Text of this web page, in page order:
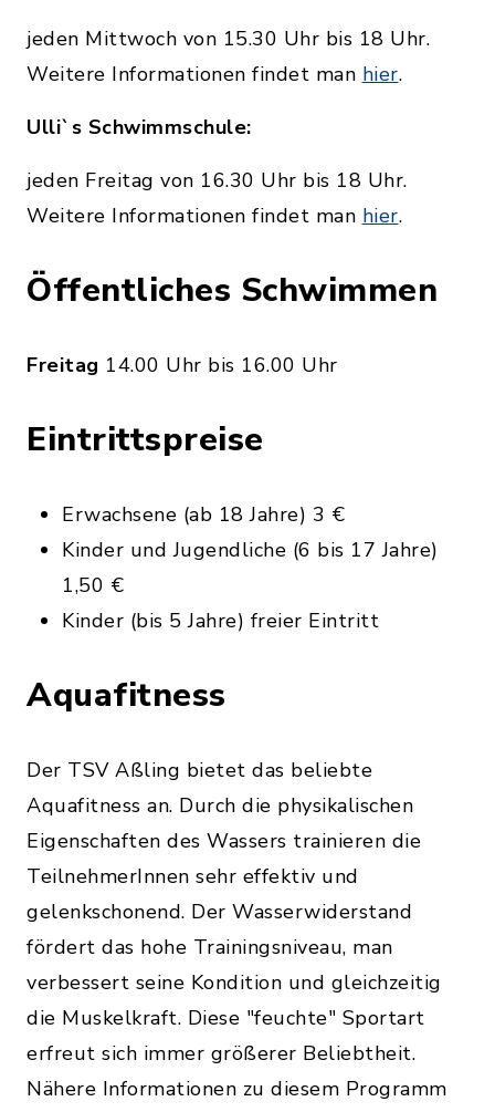
jeden Mittwoch von 15.30 Uhr bis 18 Uhr.
Weitere Informationen findet man hier.
Ulli`s Schwimmschule:
jeden Freitag von 16.30 Uhr bis 18 Uhr.
Weitere Informationen findet man hier.
Öffentliches Schwimmen
Freitag 14.00 Uhr bis 16.00 Uhr
Eintrittspreise
Erwachsene (ab 18 Jahre) 3 €
Kinder und Jugendliche (6 bis 17 Jahre)
1,50 €
Kinder (bis 5 Jahre) freier Eintritt
Aquafitness
Der TSV Aßling bietet das beliebte
Aquafitness an. Durch die physikalischen
Eigenschaften des Wassers trainieren die
TeilnehmerInnen sehr effektiv und
gelenkschonend. Der Wasserwiderstand
fördert das hohe Trainingsniveau, man
verbessert seine Kondition und gleichzeitig
die Muskelkraft. Diese "feuchte" Sportart
erfreut sich immer größerer Beliebtheit.
Nähere Informationen zu diesem Programm